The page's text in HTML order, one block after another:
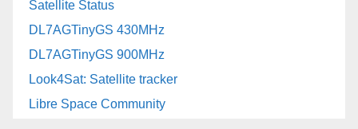
Satellite Status
DL7AGTinyGS 430MHz
DL7AGTinyGS 900MHz
Look4Sat: Satellite tracker
Libre Space Community